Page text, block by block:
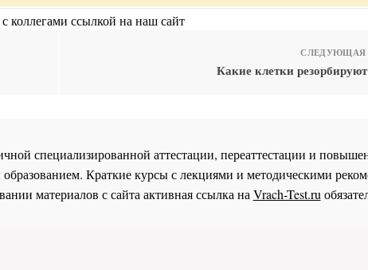
коллегами ссылкой на наш сайт
СЛЕДУЮЩАЯ
Какие клетки
специализированной аттестации, переаттестации и
Краткие курсы с лекциями и методическими
материалов с сайта активная ссылка наVrach-Test.ru